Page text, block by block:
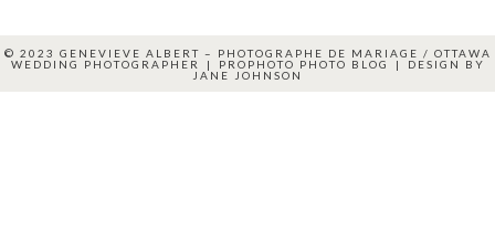
© 2023 GENEVIEVE ALBERT – PHOTOGRAPHE DE MARIAGE / OTTAWA
WEDDING PHOTOGRAPHER
| PROPHOTO PHOTO BLOG |
DESIGN BY
JANE JOHNSON